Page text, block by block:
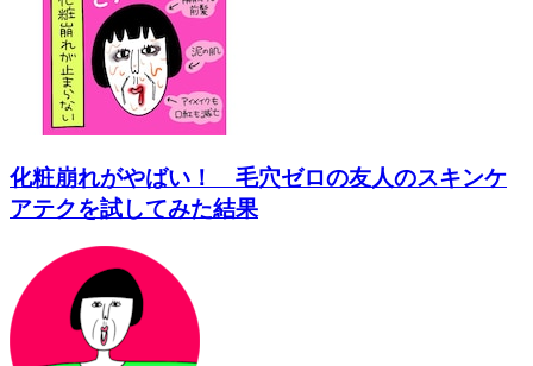
化粧崩れがやばい！ 毛穴ゼロの友人のスキンケ
アテクを試してみた結果